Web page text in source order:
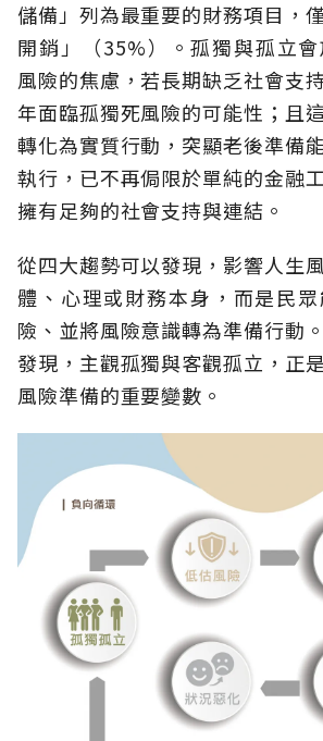
儲備」列為最重要的財務項目，
開銷」（35%）。孤獨與孤立
風險的焦慮，若長期缺乏社會支
年面臨孤獨死風險的可能性；且
轉化為實質行動，突顯老後準備
執行，已不再侷限於單純的金融
擁有足夠的社會支持與連結。
從四大趨勢可以發現，影響人生
體、心理或財務本身，而是民
險、並將風險意識轉為準備行動
發現，主觀孤獨與客觀孤立，正
風險準備的重要變數。